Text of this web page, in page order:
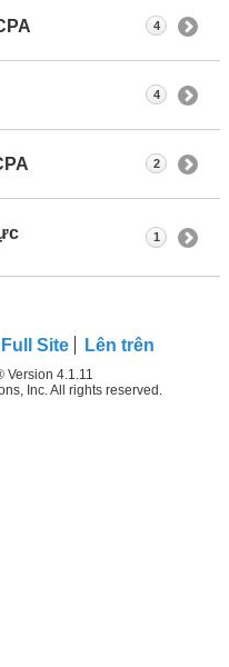
4
4
2
1
Full Site Lên trên
Version 4.1.11
Inc. All rights reserved.